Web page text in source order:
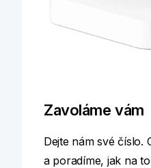
Zavoláme vám
Dejte nám své číslo.
a poradíme, jak na to